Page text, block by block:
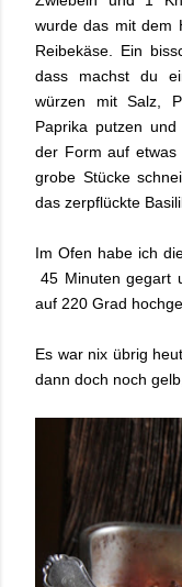
wurde das mit dem
Reibekäse. Ein
dass machst du
würzen mit Salz,
Paprika putzen
der Form auf etwas
grobe Stücke
das zerpflückte
Im Ofen habe ich
45 Minuten gegart
auf 220 Grad
Es war nix übrig
dann doch noch